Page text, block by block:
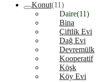
Konut(11)
Daire(11)
Bina
Çiftlik Evi
Dağ Evi
Devremülk
Kooperatif
Köşk
Köy Evi